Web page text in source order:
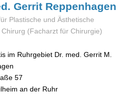
Gerrit Reppenhagen
Plastische und Ästhetische
(Facharzt für Chirurgie)
im Ruhrgebiet Dr. med. Gerrit M.
57
an der Ruhr